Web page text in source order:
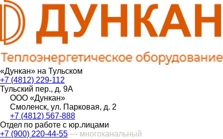
«Дункан» на Тульском
+7 (4812) 229-112
Тульский пер., д. 9А
ООО «Дункан»
Смоленск, ул. Парковая, д. 2
+7 (4812) 567-888
Отдел по работе с юр.лицами
+7 (900) 220-44-55 — многоканальный